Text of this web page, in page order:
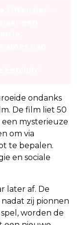
ondanks
De film liet 50
mysterieuze
om via
te bepalen.
en sociale
later af. De
zij pionnen
worden de